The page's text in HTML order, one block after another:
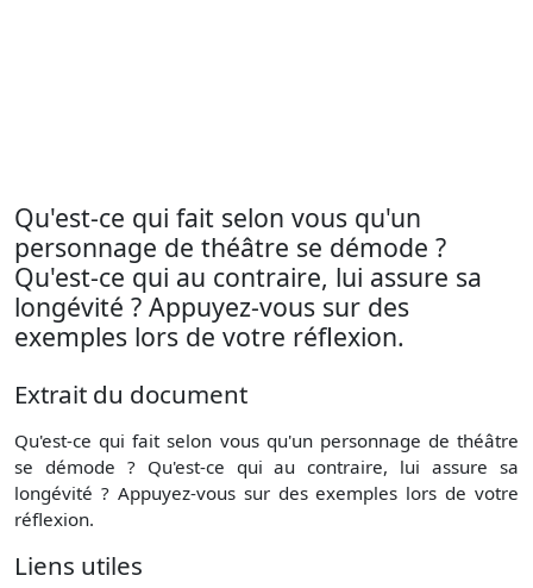
Qu'est-ce qui fait selon vous qu'un
personnage de théâtre se démode ?
Qu'est-ce qui au contraire, lui assure sa
longévité ? Appuyez-vous sur des
exemples lors de votre réflexion.
Extrait du document
Qu'est-ce qui fait selon vous qu'un personnage de théâtre
se démode ? Qu'est-ce qui au contraire, lui assure sa
longévité ? Appuyez-vous sur des exemples lors de votre
réflexion.
Liens utiles